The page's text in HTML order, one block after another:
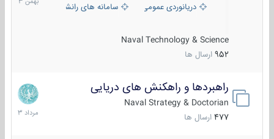
دریانوردی عمومی
سامانه های رانشی دریایی
Naval Technology & Science
952 ارسال ها
راهبردها و راهکنش های دریایی
Naval Strategy & Doctorian
477 ارسال ها
2
مرداد
1403